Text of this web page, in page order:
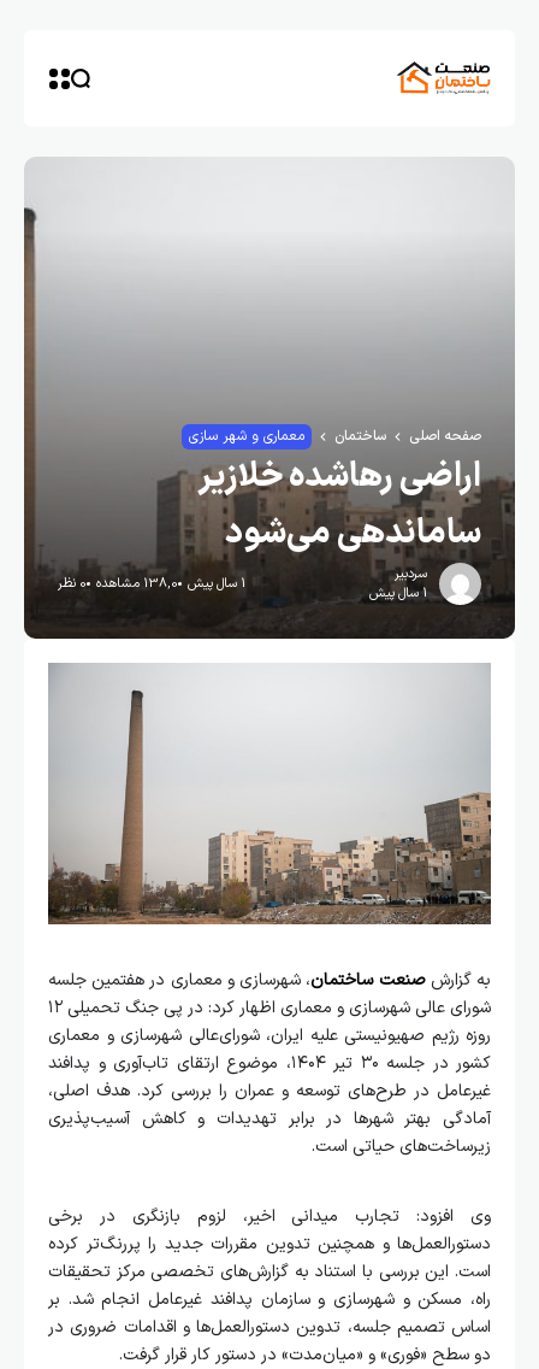
صفحه اصلی ساختمان معماری و شهر سازی
اراضی رهاشده خلازیر
ساماندهی می‌شود
سردبیر
1 سال پیش
1 سال پیش 138,0 مشاهده 0 نظر
به گزارشصنعت ساختمان، شهرسازی و معماری در هفتمین جلسه
شورای عالی شهرسازی و معماری اظهار کرد: در پی جنگ تحمیلی ۱۲
روزه رژیم صهیونیستی علیه ایران، شورای‌عالی شهرسازی و معماری
کشور در جلسه ۳۰ تیر ۱۴۰۴، موضوع ارتقای تاب‌آوری و پدافند
غیرعامل در طرح‌های توسعه و عمران را بررسی کرد. هدف اصلی،
آمادگی بهتر شهرها در برابر تهدیدات و کاهش آسیب‌پذیری
زیرساخت‌های حیاتی است.
وی افزود: تجارب میدانی اخیر، لزوم بازنگری در برخی
دستورالعمل‌ها و همچنین تدوین مقررات جدید را پررنگ‌تر کرده
است. این بررسی با استناد به گزارش‌های تخصصی مرکز تحقیقات
راه، مسکن و شهرسازی و سازمان پدافند غیرعامل انجام شد. بر
اساس تصمیم جلسه، تدوین دستورالعمل‌ها و اقدامات ضروری در
دو سطح «فوری» و «میان‌مدت» در دستور کار قرار گرفت.